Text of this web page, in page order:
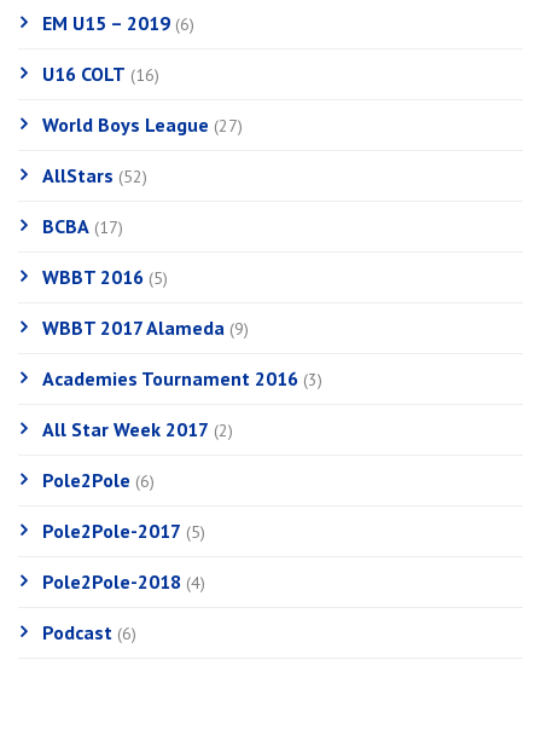
EM U15 – 2019 (6)
U16 COLT (16)
World Boys League (27)
AllStars (52)
BCBA (17)
WBBT 2016 (5)
WBBT 2017 Alameda (9)
Academies Tournament 2016 (3)
All Star Week 2017 (2)
Pole2Pole (6)
Pole2Pole-2017 (5)
Pole2Pole-2018 (4)
Podcast (6)